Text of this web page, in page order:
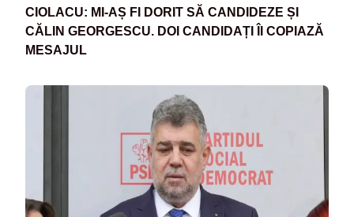
CIOLACU: MI-AȘ FI DORIT SĂ CANDIDEZE ȘI
CĂLIN GEORGESCU. DOI CANDIDAȚI ÎI COPIAZĂ
MESAJUL